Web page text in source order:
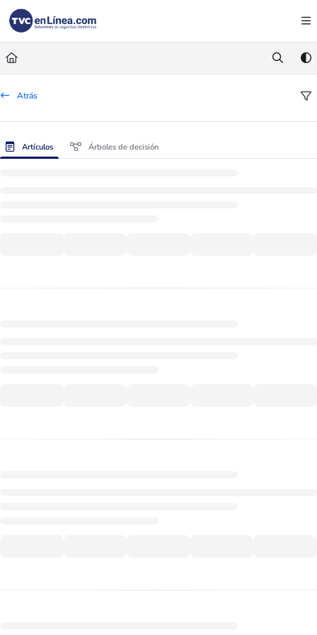
Documentation Index
Fetch the complete documentation index at:
Use this file to discover all available pages before exploring further.
Atrás
Artículos Árboles de decisión